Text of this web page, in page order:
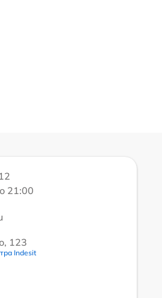
21:00
123
Indesit